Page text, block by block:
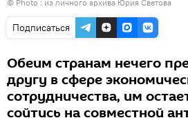
© Photo : из личного архива Юрия Светова
Подписаться
Обеим странам нечего
другу в сфере
сотрудничества, им
сойтись на совместной